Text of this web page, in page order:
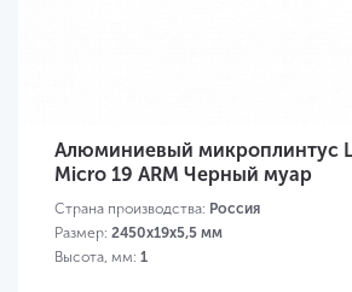
Алюминиевый микроплинтус
Micro 19 ARM Черный муар
Страна производства: Россия
Размер: 2450x19x5,5 мм
Высота, мм: 1